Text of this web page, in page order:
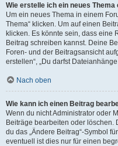
Wie erstelle ich ein neues
Um ein neues Thema in einem
Thema“ klicken. Um auf einen
klicken. Es könnte sein, dass eine
Beitrag schreiben kannst. Deine
Foren- und der Beitragsansicht
erstellen“, „Du darfst
Nach oben
Wie kann ich einen Beitrag
Wenn du nicht Administrator oder
Beiträge bearbeiten oder
du das „Ändere Beitrag“-Symbol
eventuell ist dies nur für einen